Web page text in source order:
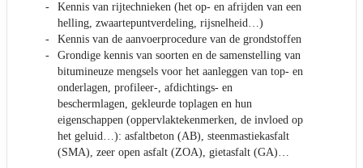
Kennis van rijtechnieken (het op- en afrijden van een
helling, zwaartepuntverdeling, rijsnelheid…)
Kennis van de aanvoerprocedure van de grondstoffen
Grondige kennis van soorten en de samenstelling van
bitumineuze mengsels voor het aanleggen van top- en
onderlagen, profileer-, afdichtings- en
beschermlagen, gekleurde toplagen en hun
eigenschappen (oppervlaktekenmerken, de invloed op
het geluid…): asfaltbeton (AB), steenmastiekasfalt
(SMA), zeer open asfalt (ZOA), gietasfalt (GA)…